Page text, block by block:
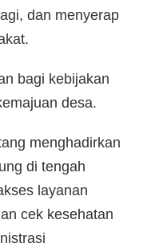
dan menyerap
bagi kebijakan
desa.
menghadirkan
di tengah
layanan
cek kesehatan